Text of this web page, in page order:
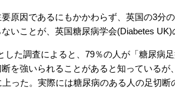
原因であるにもかかわらず、英国の3分
いことが、英国糖尿病学会(Diabetes UK)
た調査によると、79％の人が「糖尿病
を強いられることがあると知っているが
った。実際には糖尿病のある人の足切断